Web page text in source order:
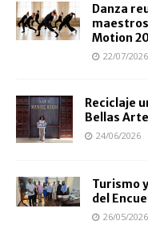
Danza
Motion
22/07/2026
Reciclaje
Bellas
24/06/2026
Turismo
del
26/05/2026